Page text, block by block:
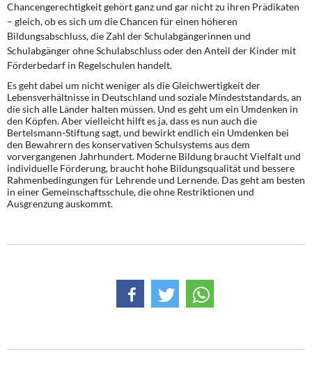
Chancengerechtigkeit gehört ganz und gar nicht zu ihren Prädikaten
– gleich, ob es sich um die Chancen für einen höheren
Bildungsabschluss, die Zahl der Schulabgängerinnen und
Schulabgänger ohne Schulabschluss oder den Anteil der Kinder mit
Förderbedarf in Regelschulen handelt.
Es geht dabei um nicht weniger als die Gleichwertigkeit der
Lebensverhältnisse in Deutschland und soziale Mindeststandards, an
die sich alle Länder halten müssen. Und es geht um ein Umdenken in
den Köpfen. Aber vielleicht hilft es ja, dass es nun auch die
Bertelsmann-Stiftung sagt, und bewirkt endlich ein Umdenken bei
den Bewahrern des konservativen Schulsystems aus dem
vorvergangenen Jahrhundert. Moderne Bildung braucht Vielfalt und
individuelle Förderung, braucht hohe Bildungsqualität und bessere
Rahmenbedingungen für Lehrende und Lernende. Das geht am besten
in einer Gemeinschaftsschule, die ohne Restriktionen und
Ausgrenzung auskommt.